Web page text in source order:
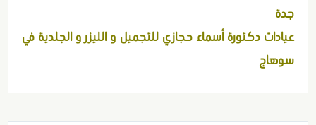
جدة
عيادات دكتورة أسماء حجازي للتجميل و الليزر و الجلدية في
سوهاج